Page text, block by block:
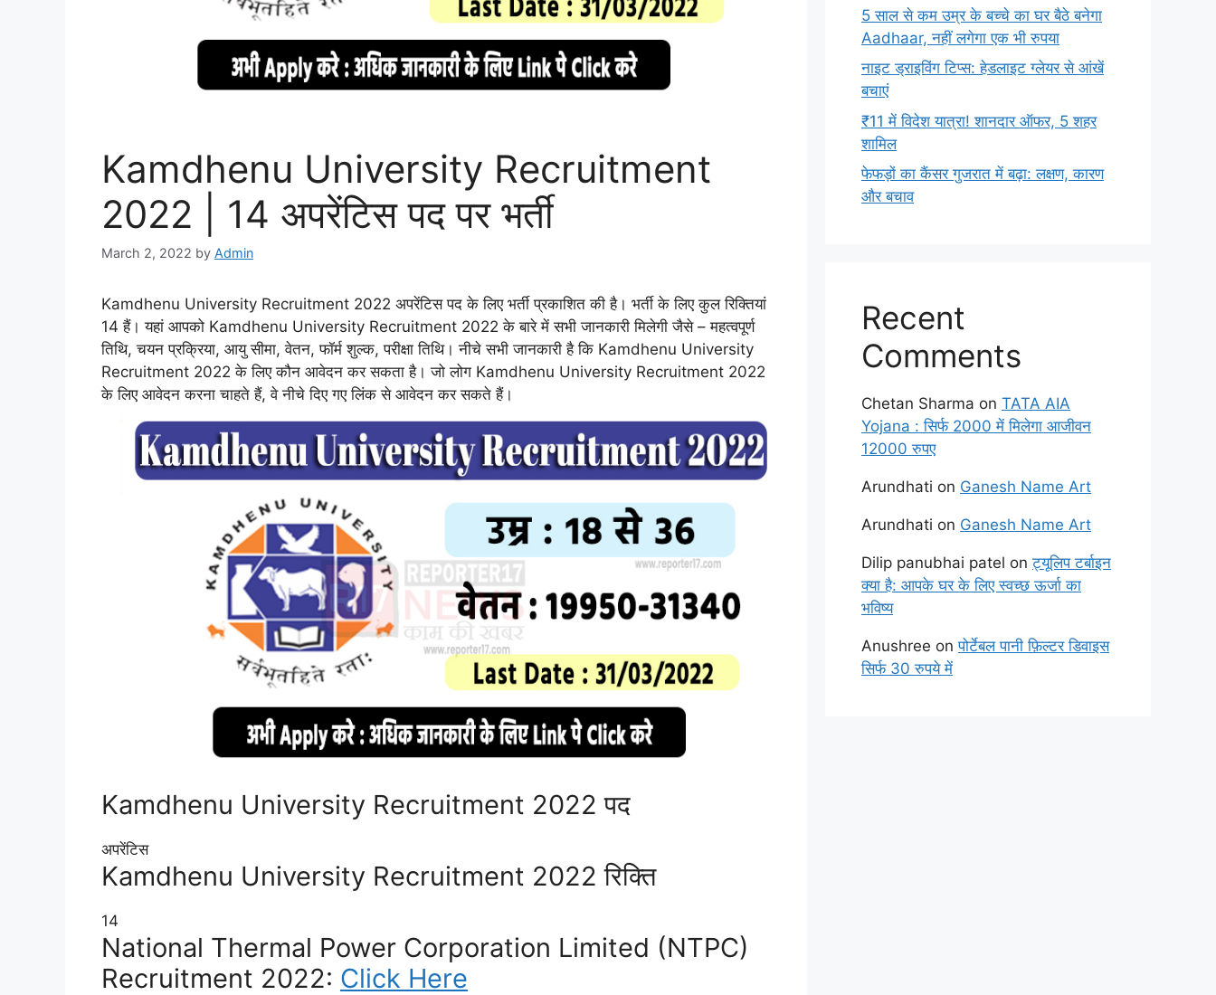
Kamdhenu University Recruitment
2022 | 14 अपरेंटिस पद पर भर्ती
March 2, 2022 by Admin
Kamdhenu University Recruitment 2022 अपरेंटिस पद के लिए भर्ती प्रकाशित की है। भर्ती के लिए कुल रिक्तियां
14 हैं। यहां आपको Kamdhenu University Recruitment 2022 के बारे में सभी जानकारी मिलेगी जैसे – महत्वपूर्ण
तिथि, चयन प्रक्रिया, आयु सीमा, वेतन, फॉर्म शुल्क, परीक्षा तिथि। नीचे सभी जानकारी है कि Kamdhenu University
Recruitment 2022 के लिए कौन आवेदन कर सकता है। जो लोग Kamdhenu University Recruitment 2022
के लिए आवेदन करना चाहते हैं, वे नीचे दिए गए लिंक से आवेदन कर सकते हैं।
Kamdhenu University Recruitment 2022 पद
अपरेंटिस
Kamdhenu University Recruitment 2022 रिक्ति
14
National Thermal Power Corporation Limited (NTPC)
Recruitment 2022: Click Here
5 साल से कम उम्र के बच्चे का घर बैठे बनेगा
Aadhaar, नहीं लगेगा एक भी रुपया
नाइट ड्राइविंग टिप्स: हेडलाइट ग्लेयर से आंखें
बचाएं
₹11 में विदेश यात्रा! शानदार ऑफर, 5 शहर
शामिल
फेफड़ों का कैंसर गुजरात में बढ़ा: लक्षण, कारण
और बचाव
Recent
Comments
Chetan Sharma on TATA AIA
Yojana : सिर्फ 2000 में मिलेगा आजीवन
12000 रुपए
Arundhati on Ganesh Name Art
Arundhati on Ganesh Name Art
Dilip panubhai patel onट्यूलिप टर्बाइन
क्या है: आपके घर के लिए स्वच्छ ऊर्जा का
भविष्य
Anushree onपोर्टेबल पानी फ़िल्टर डिवाइस
सिर्फ 30 रुपये में